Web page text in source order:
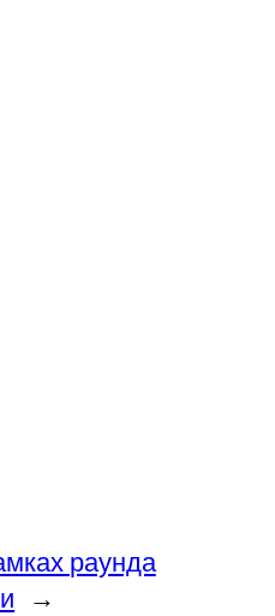
раунда
→